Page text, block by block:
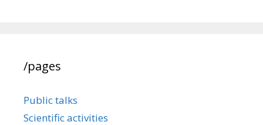
/pages
Public talks
Scientific activities